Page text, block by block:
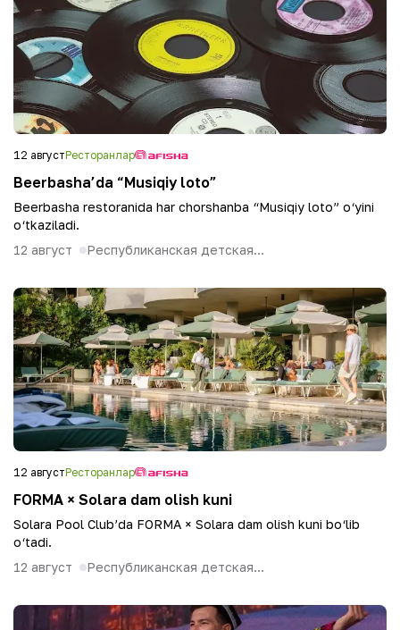
12 августРесторанлар
Beerbasha’da “Musiqiy loto”
Beerbasha restoranida har chorshanba “Musiqiy loto” o‘yini
o‘tkaziladi.
12 август
Республиканская детская...
12 августРесторанлар
FORMA × Solara dam olish kuni
Solara Pool Club’da FORMA × Solara dam olish kuni bo‘lib
o‘tadi.
12 август
Республиканская детская...